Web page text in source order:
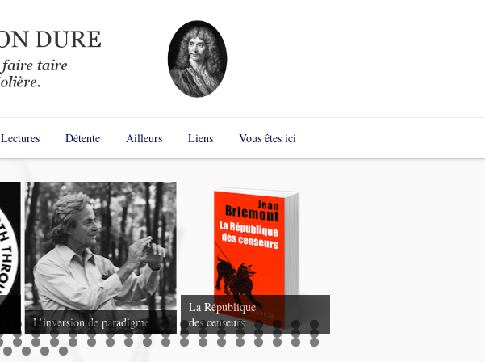
Lectures Détente Ailleurs Liens Vous êtes ici
L’inversion de paradigme
La République
des censeurs